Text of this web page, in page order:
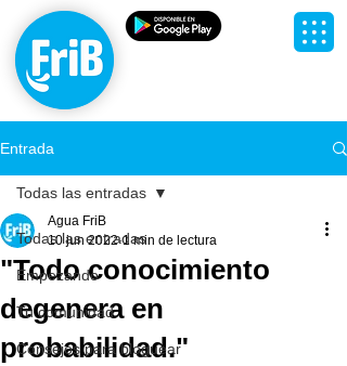
Agua FriB
Entrada
Todas las entradas
Empezando
Tu comunidad
Consejos para bloguear
Todas las entradas
"Todo conocimiento
degenera en
probabilidad."
Agua FriB
10 jun 2022 1 min de lectura